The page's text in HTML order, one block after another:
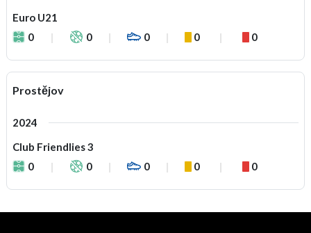
Euro U21
0
0 0 0 0
Prostějov
2024
Club Friendlies 3
0
0 0 0 0